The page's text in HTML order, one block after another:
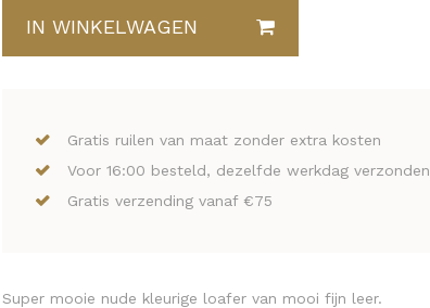
IN WINKELWAGEN
Gratis ruilen van maat zonder extra kosten
Voor 16:00 besteld, dezelfde werkdag verzonden
Gratis verzending vanaf €75
Super mooie nude kleurige loafer van mooi fijn leer.